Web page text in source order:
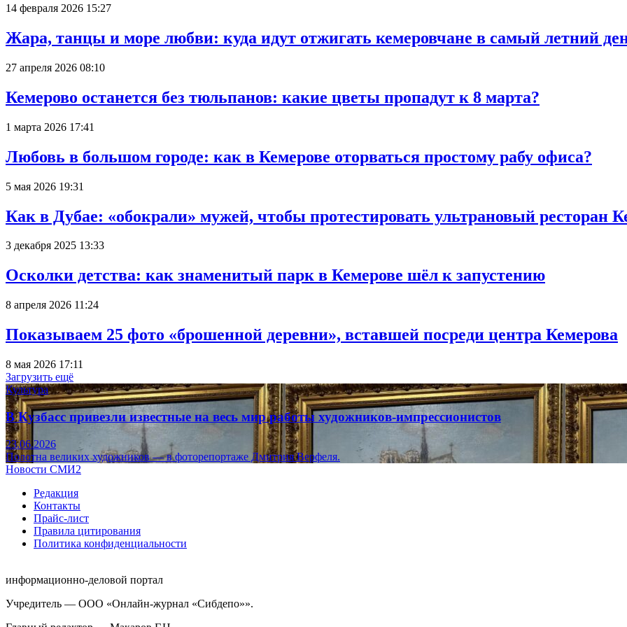
14 февраля 2026 15:27
Жара, танцы и море любви: куда идут отжигать кемеровчане в самый летний
27 апреля 2026 08:10
Кемерово останется без тюльпанов: какие цветы пропадут к 8 марта?
1 марта 2026 17:41
Любовь в большом городе: как в Кемерове оторваться простому рабу офиса?
5 мая 2026 19:31
Как в Дубае: «обокрали» мужей, чтобы протестировать ультрановый ресторан
3 декабря 2025 13:33
Осколки детства: как знаменитый парк в Кемерове шёл к запустению
8 апреля 2026 11:24
Показываем 25 фото «брошенной деревни», вставшей посреди центра Кемерова
8 мая 2026 17:11
Загрузить ещё
Культура
В Кузбасс привезли известные на весь мир работы художников-импрессионистов
23.06.2026
Полотна великих художников — в фоторепортаже Дмитрия Верфеля.
Новости СМИ2
Редакция
Контакты
Прайс-лист
Правила цитирования
Политика конфиденциальности
информационно-деловой портал
Учредитель — ООО «Онлайн-журнал «Сибдепо»».